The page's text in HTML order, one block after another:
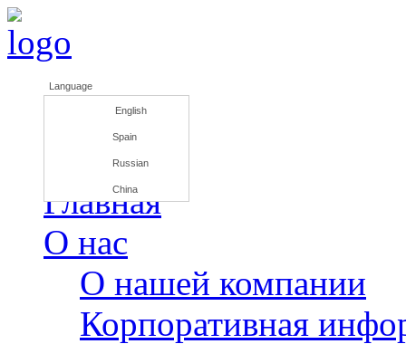
Language
English
Spain
Russian
China
Главная
О нас
О нашей компании
Корпоративная